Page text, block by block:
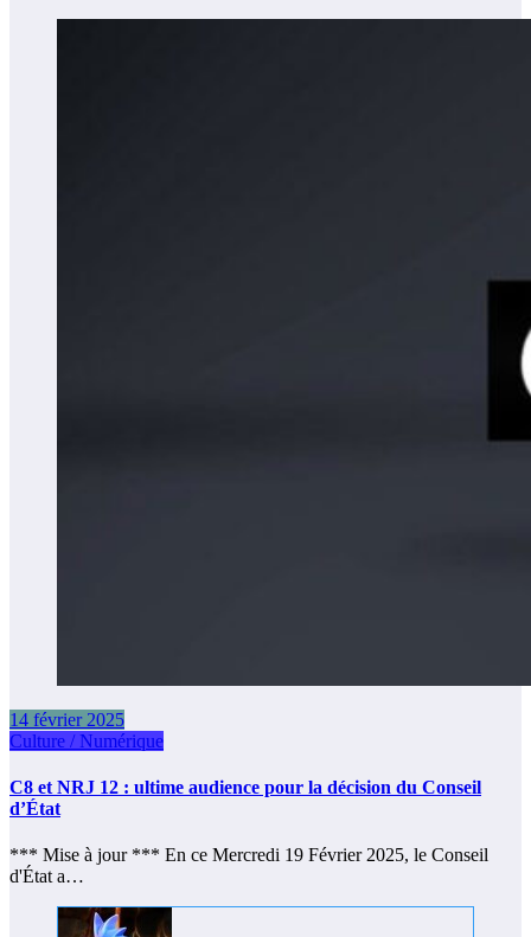
14 février 2025
Culture / Numérique
C8 et NRJ 12 : ultime audience pour la décision du Conseil
d’État
*** Mise à jour *** En ce Mercredi 19 Février 2025, le Conseil
d'État a…